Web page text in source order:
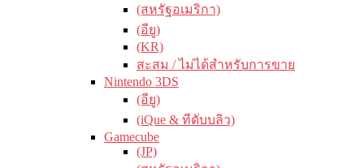
(สหรัฐอเมริกา)
(อียู)
(KR)
สะสม / ไม่ได้สำหรับการขาย
Nintendo 3DS
(อียู)
(iQue & ทีดับบลิว)
Gamecube
(JP)